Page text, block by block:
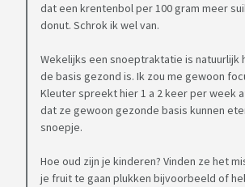
dat een krentenbol per 100 gram meer
donut. Schrok ik wel van.
Wekelijks een snoeptraktatie is natuurlijk
de basis gezond is. Ik zou me gewoon
Kleuter spreekt hier 1 a 2 keer per week
dat ze gewoon gezonde basis kunnen
snoepje.
Hoe oud zijn je kinderen? Vinden ze het
je fruit te gaan plukken bijvoorbeeld of